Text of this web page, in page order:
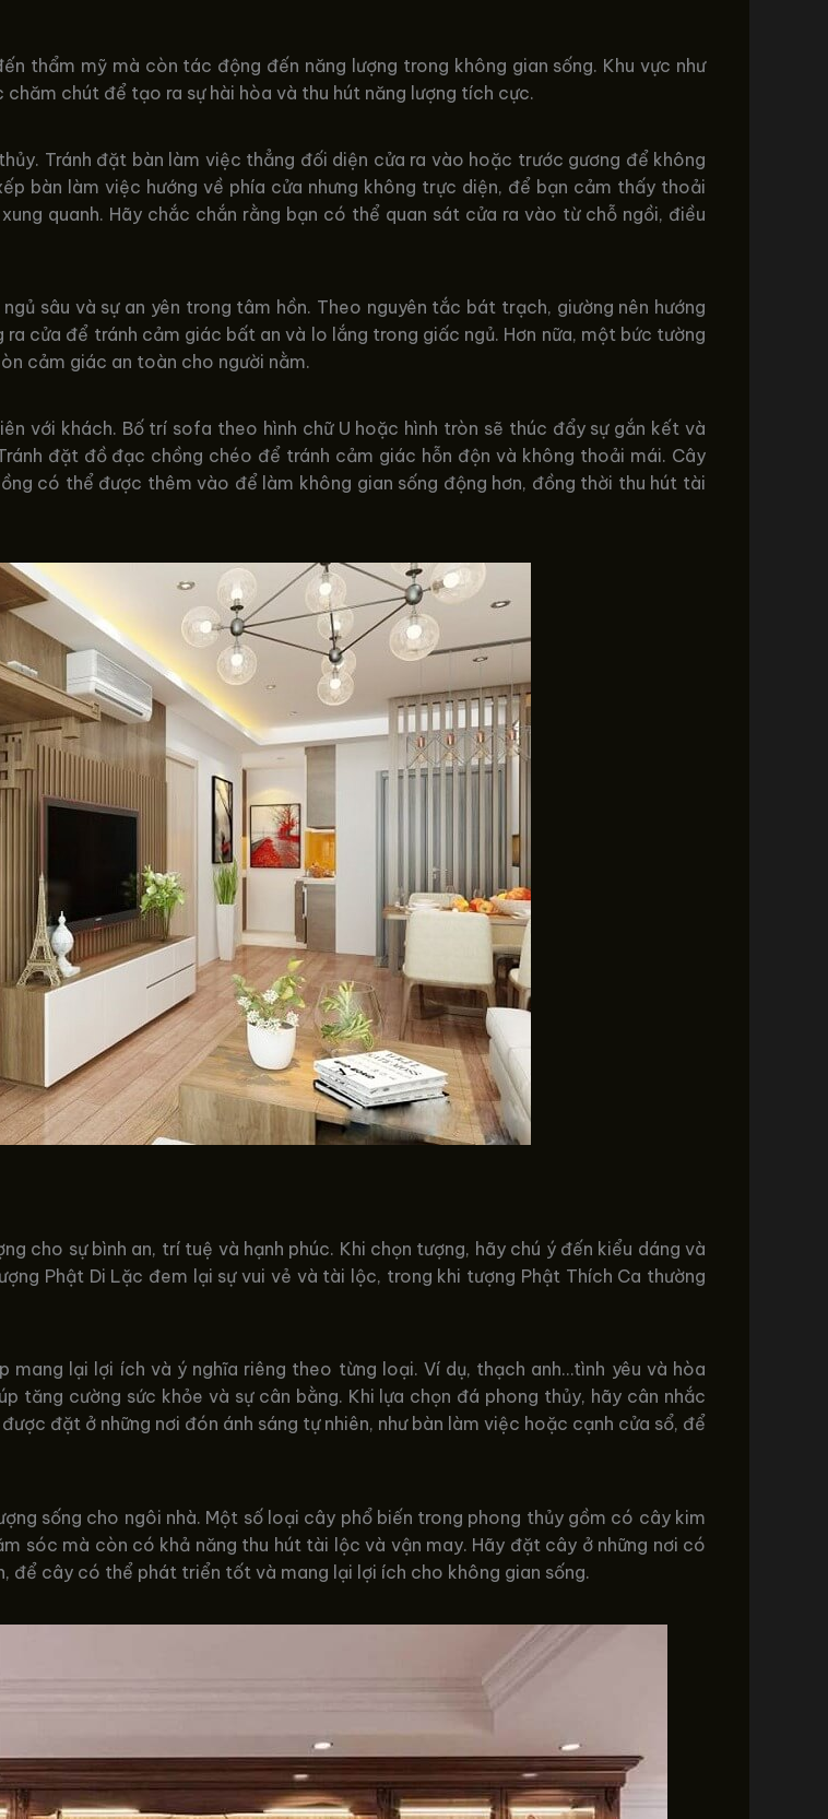
thẩm mỹ mà còn tác động đến năng lượng trong không gian sống. Khu vực như
chút để tạo ra sự hài hòa và thu hút năng lượng tích cực.
Tránh đặt bàn làm việc thẳng đối diện cửa ra vào hoặc trước gương để không
bàn làm việc hướng về phía cửa nhưng không trực diện, để bạn cảm thấy thoải
quanh. Hãy chắc chắn rằng bạn có thể quan sát cửa ra vào từ chỗ ngồi, điều
sâu và sự an yên trong tâm hồn. Theo nguyên tắc bát trạch, giường nên hướng
cửa để tránh cảm giác bất an và lo lắng trong giấc ngủ. Hơn nữa, một bức tường
cảm giác an toàn cho người nằm.
với khách. Bố trí sofa theo hình chữ U hoặc hình tròn sẽ thúc đẩy sự gắn kết và
đặt đồ đạc chồng chéo để tránh cảm giác hỗn độn và không thoải mái. Cây
có thể được thêm vào để làm không gian sống động hơn, đồng thời thu hút tài
cho sự bình an, trí tuệ và hạnh phúc. Khi chọn tượng, hãy chú ý đến kiểu dáng và
Phật Di Lặc đem lại sự vui vẻ và tài lộc, trong khi tượng Phật Thích Ca thường
lại lợi ích và ý nghĩa riêng theo từng loại. Ví dụ, thạch anh…tình yêu và hòa
tăng cường sức khỏe và sự cân bằng. Khi lựa chọn đá phong thủy, hãy cân nhắc
đặt ở những nơi đón ánh sáng tự nhiên, như bàn làm việc hoặc cạnh cửa sổ, để
sống cho ngôi nhà. Một số loại cây phổ biến trong phong thủy gồm có cây kim
sóc mà còn có khả năng thu hút tài lộc và vận may. Hãy đặt cây ở những nơi có
để cây có thể phát triển tốt và mang lại lợi ích cho không gian sống.